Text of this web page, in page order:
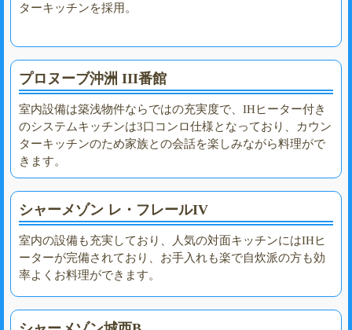
ターキッチンを採用。
プロヌーブ沖洲 III番館
室内設備は築浅物件ならではの充実度で、IHヒーター付き
のシステムキッチンは3口コンロ仕様となっており、カウン
ターキッチンのため家族との会話を楽しみながら料理がで
きます。
シャーメゾン レ・フレールIV
室内の設備も充実しており、人気の対面キッチンにはIHヒ
ーターが完備されており、お手入れも楽で自炊派の方も効
率よくお料理ができます。